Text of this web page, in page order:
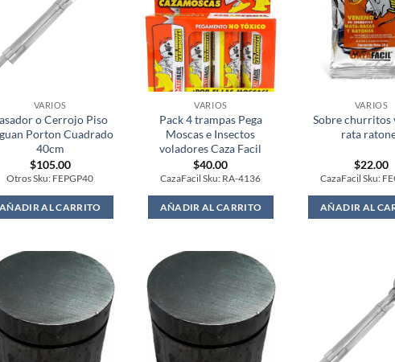
VARIOS
o Cerrojo Piso
Porton Cuadrado
40cm
$105.00
Otros Sku: FEPGP40
AÑADIR AL CARRITO
VARIOS
Pack 4 trampas Pega
Moscas e Insectos
voladores Caza Facil
$40.00
CazaFacil Sku: RA-4136
AÑADIR AL CARRITO
VARIOS
Sobre churritos
rata
$22.00
CazaFacil Sku:
AÑADIR AL